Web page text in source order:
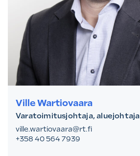
Ville Wartiovaara
Varatoimitusjohtaja, aluejohtaja
ville.wartiovaara@rt.fi
+358 40 564 7939